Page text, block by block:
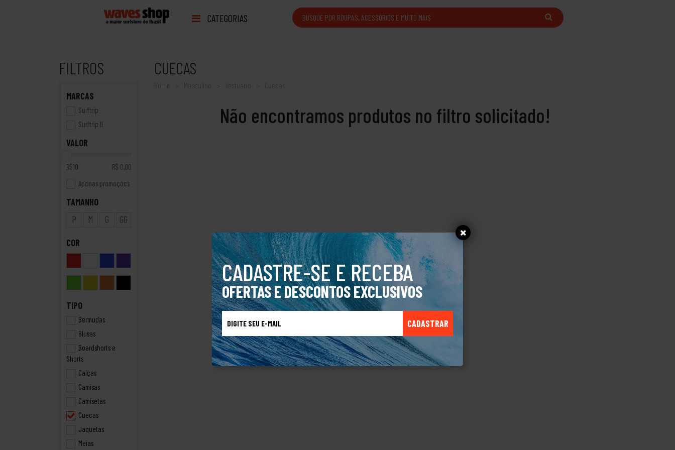
CADASTRE-SE E RECEBA
OFERTAS E DESCONTOS EXCLUSIVOS
CADASTRAR
CATEGORIAS
FILTROS
MARCAS
Surftrip
Surftrip II
VALOR
R$10
R$ 0,00
Apenas promoções
TAMANHO
P M G GG
COR
TIPO
Bermudas
Blusas
Boardshorts e
Shorts
Calças
Camisas
Camisetas
Cuecas
Jaquetas
Meias
CUECAS
Home
Não encontramos produtos no filtro solicitado!